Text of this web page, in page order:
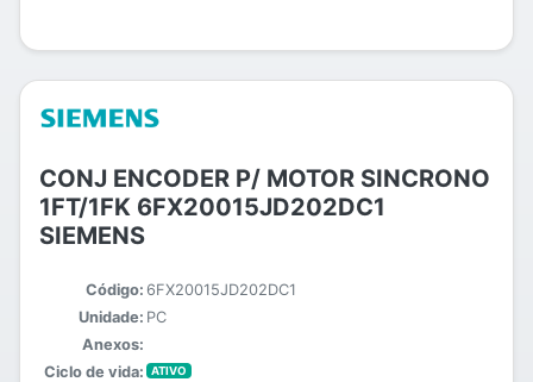
CONJ ENCODER P/ MOTOR SINCRONO
1FT/1FK 6FX20015JD202DC1
SIEMENS
Código: 6FX20015JD202DC1
Unidade: PC
Anexos:
Ciclo de vida:
ATIVO